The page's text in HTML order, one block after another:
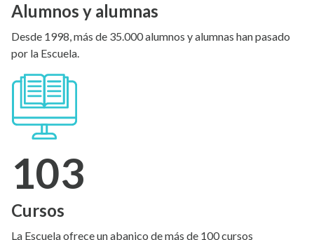
Alumnos y alumnas
Desde 1998, más de 35.000 alumnos y alumnas han pasado
por la Escuela.
103
Cursos
La Escuela ofrece un abanico de más de 100 cursos